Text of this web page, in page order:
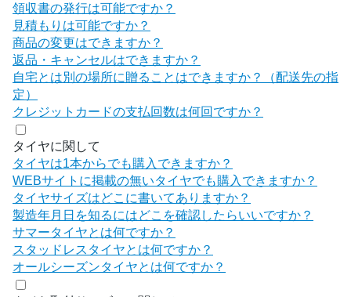
領収書の発行は可能ですか？
見積もりは可能ですか？
商品の変更はできますか？
返品・キャンセルはできますか？
自宅とは別の場所に贈ることはできますか？（配送先の指
定）
クレジットカードの支払回数は何回ですか？
タイヤに関して
タイヤは1本からでも購入できますか？
WEBサイトに掲載の無いタイヤでも購入できますか？
タイヤサイズはどこに書いてありますか？
製造年月日を知るにはどこを確認したらいいですか？
サマータイヤとは何ですか？
スタッドレスタイヤとは何ですか？
オールシーズンタイヤとは何ですか？